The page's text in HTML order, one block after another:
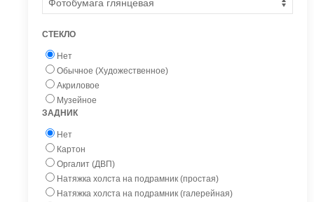
СТЕКЛО
Нет
Обычное (Художественное)
Акриловое
Музейное
ЗАДНИК
Нет
Картон
Оргалит (ДВП)
Натяжка холста на подрамник (простая)
Натяжка холста на подрамник (галерейная)